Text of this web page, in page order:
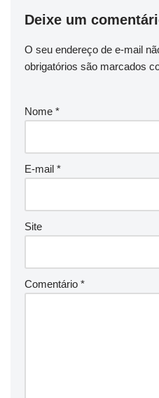
Deixe um
O seu endereço de e-mail
obrigatórios são marcados
Nome *
E-mail *
Site
Comentário *